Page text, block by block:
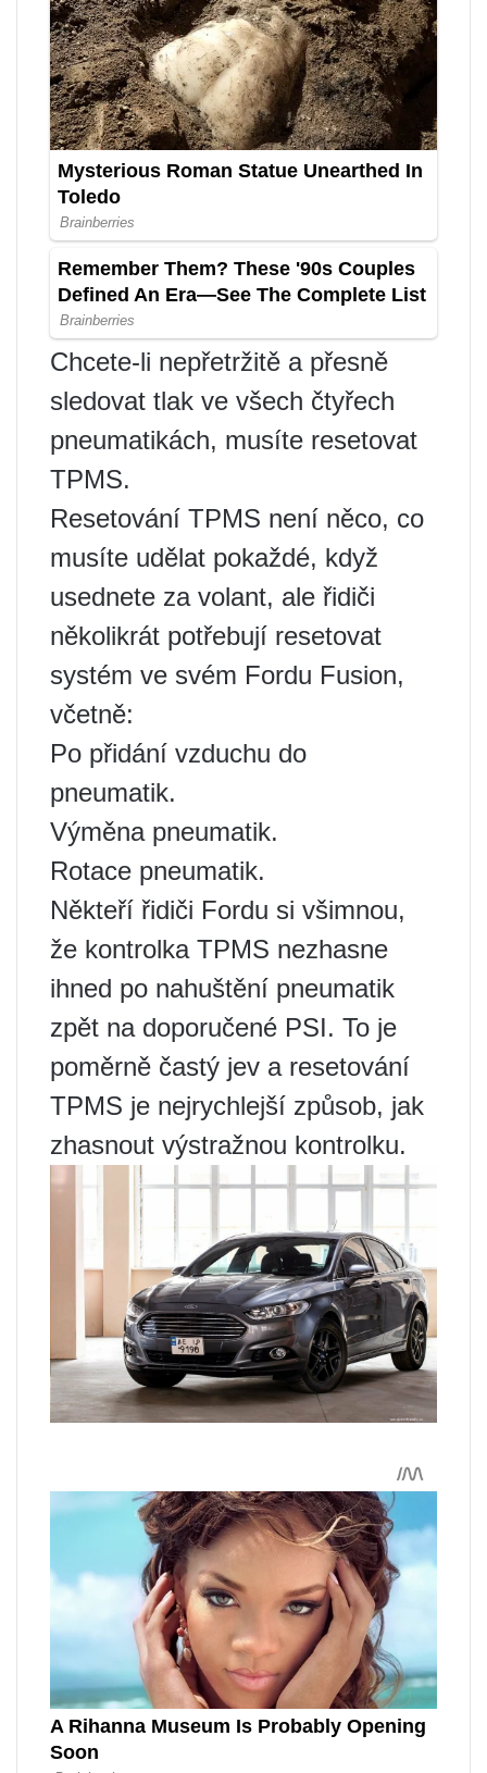
Chcete-li nepřetržitě a přesně
sledovat tlak ve všech čtyřech
pneumatikách, musíte resetovat
TPMS.
Resetování TPMS není něco, co
musíte udělat pokaždé, když
usednete za volant, ale řidiči
několikrát potřebují resetovat
systém ve svém Fordu Fusion,
včetně:
Po přidání vzduchu do
pneumatik.
Výměna pneumatik.
Rotace pneumatik.
Někteří řidiči Fordu si všimnou,
že kontrolka TPMS nezhasne
ihned po nahuštění pneumatik
zpět na doporučené PSI. To je
poměrně častý jev a resetování
TPMS je nejrychlejší způsob, jak
zhasnout výstražnou kontrolku.